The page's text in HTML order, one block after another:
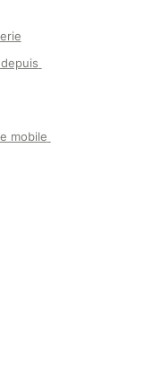
mobile